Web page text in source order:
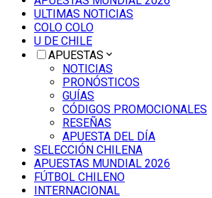
ULTIMAS NOTICIAS
COLO COLO
U DE CHILE
APUESTAS
NOTICIAS
PRONÓSTICOS
GUÍAS
CÓDIGOS PROMOCIONALES
RESEÑAS
APUESTA DEL DÍA
SELECCIÓN CHILENA
APUESTAS MUNDIAL 2026
FÚTBOL CHILENO
INTERNACIONAL